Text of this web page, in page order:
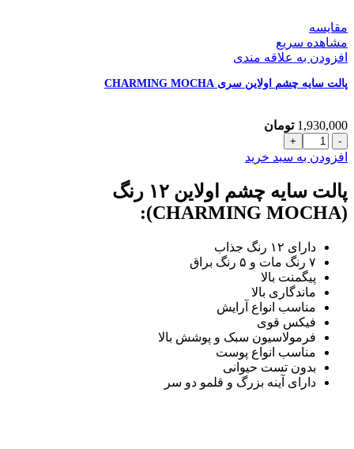
مقایسه
مشاهده سریع
افزودن به علاقه مندی
پالت سایه چشم اولاین سری CHARMING MOCHA
1,930,000 تومان
پالت
سایه
سری
CHARMING
عدد
افزودن به سبد خرید
پالت سایه چشم اولاین ۱۲ رنگ
(CHARMING MOCHA):
دارای ۱۲ رنگ جذاب
۷ رنگ مات و ۵ رنگ براق
پیگمنت بالا
ماندگاری بالا
مناسب انواع آرایش
فیکس قوی
فرمولاسیون سبک و پوشش بالا
مناسب انواع پوست
بدون تست حیوانی
دارای آینه بزرگ و قلمو دو سر